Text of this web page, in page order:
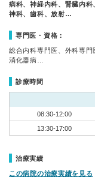
病科、神経内科、腎臓内
神科、歯科、放射…
専門医・資格：
総合内科専門医、外科専門
消化器病…
診療時間
08:30-12:00
13:30-17:00
治療実績
この病院の治療実績を見る